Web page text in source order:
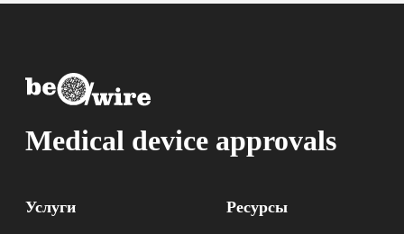
Medical device approvals
Услуги Ресурсы